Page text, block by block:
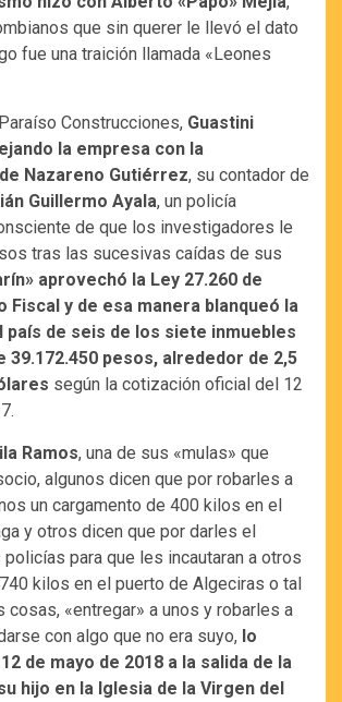
que sin querer le llevó el dato
fue una traición llamada «Leones
Construcciones, Guastini
la empresa con la
Nazareno Gutiérrez, su contador de
Guillermo Ayala, un policía
de que los investigadores le
tras las sucesivas caídas de sus
aprovechó la Ley 27.260 de
Fiscal y de esa manera blanqueó la
país de seis de los siete inmuebles
39.172.450 pesos, alrededor de 2,5
según la cotización oficial del 12
Ramos, una de sus «mulas» que
algunos dicen que por robarles a
un cargamento de 400 kilos en el
y otros dicen que por darles el
para que les incautaran a otros
kilos en el puerto de Algeciras o tal
cosas, «entregar» a unos y robarles a
con algo que no era suyo, lo
de mayo de 2018 a la salida de la
hijo en la Iglesia de la Virgen del